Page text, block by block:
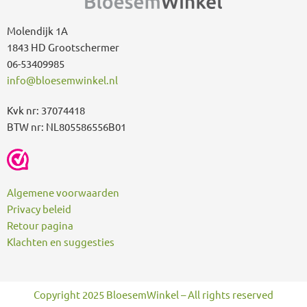
Molendijk 1A
1843 HD Grootschermer
06-53409985
info@bloesemwinkel.nl
Kvk nr: 37074418
BTW nr: NL805586556B01
Algemene voorwaarden
Privacy beleid
Retour pagina
Klachten en suggesties
Copyright 2025 BloesemWinkel – All rights reserved